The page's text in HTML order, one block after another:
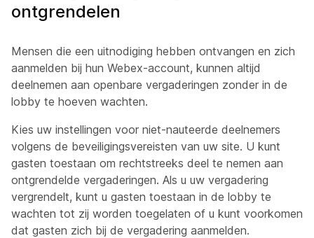
ontgrendelen
Mensen die een uitnodiging hebben ontvangen en zich
aanmelden bij hun Webex-account, kunnen altijd
deelnemen aan openbare vergaderingen zonder in de
lobby te hoeven wachten.
Kies uw instellingen voor niet-nauteerde deelnemers
volgens de beveiligingsvereisten van uw site. U kunt
gasten toestaan om rechtstreeks deel te nemen aan
ontgrendelde vergaderingen. Als u uw vergadering
vergrendelt, kunt u gasten toestaan in de lobby te
wachten tot zij worden toegelaten of u kunt voorkomen
dat gasten zich bij de vergadering aanmelden.